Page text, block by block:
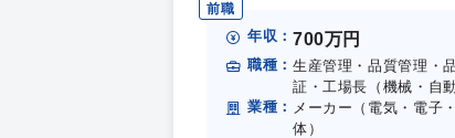
前職
年収： 700万円
職種： 生産管理・品質管理・
証・工場長（機械・自動
業種： メーカー（電気・電子
体）